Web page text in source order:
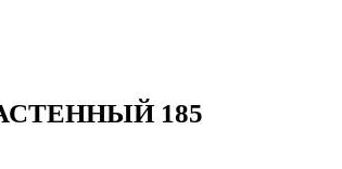
185